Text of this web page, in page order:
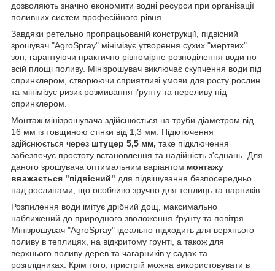
дозволяють значно економити водні ресурси при організації
поливних систем професійного рівня.
Завдяки ретельно пропрацьованій конструкції, підвісний
зрошувач "AgroSpray" мінімізує утворення сухих "мертвих"
зон, гарантуючи практично рівномірне розподілення води по
всій площі поливу. Мінізрошувач виключає скупчення води під
спринклером, створюючи сприятливі умови для росту рослин
та мінімізує ризик розмивання ґрунту та переливу під
спринклером.
Монтаж мінізрошувача здійснюється на труби діаметром від
16 мм із товщиною стінки від 1,3 мм. Підключення
здійснюється через штуцер 5,5 мм, таке підключення
забезпечує простоту встановлення та надійність з'єднань. Для
даного зрошувача оптимальним варіантом монтажу
вважається "підвісний" для підвішування безпосередньо
над рослинами, що особливо зручно для теплиць та парників.
Розпилення води імітує дрібний дощ, максимально
наближений до природного зволоження ґрунту та повітря.
Мінізрошувач "AgroSpray" ідеально підходить для верхнього
поливу в теплицях, на відкритому грунті, а також для
верхнього поливу дерев та чагарників у садах та
розплідниках. Крім того, пристрій можна використовувати в